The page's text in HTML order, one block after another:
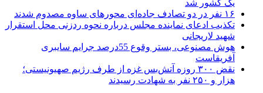
یک کشور شد
۱۶ نفر در دو تصادف جاده‌ای محورهای ساوه مصدوم شدند
تکذیب ادعای نماینده مجلس درباره نحوه ردزنی محل استقرار
شهید لاریجانی
هوش مصنوعی، بستر وقوع 55درصد جرایم سایبری
آفریقاست
نقض ۳۰۰ روزه آتش‌بس غزه از طرف رژیم صهیونیستی؛
هزار و ۲۵۰ نفر به شهادت رسیدند